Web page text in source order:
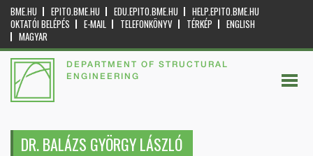
BME.HU EPITO.BME.HU EDU.EPITO.BME.HU
HELP.EPITO.BME.HU
OKTATÓI BELÉPÉS
E-MAIL TELEFONKÖNYV TÉRKÉP
ENGLISH
MAGYAR
DEPARTMENT OF STRUCTURAL
ENGINEERING
DR. BALÁZS GYÖRGY LÁSZLÓ